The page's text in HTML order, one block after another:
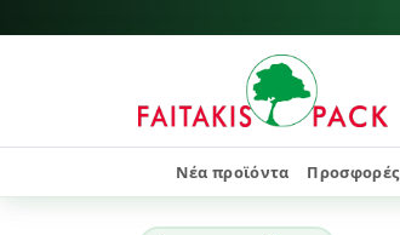
Νέα προϊόντα Προσφορές